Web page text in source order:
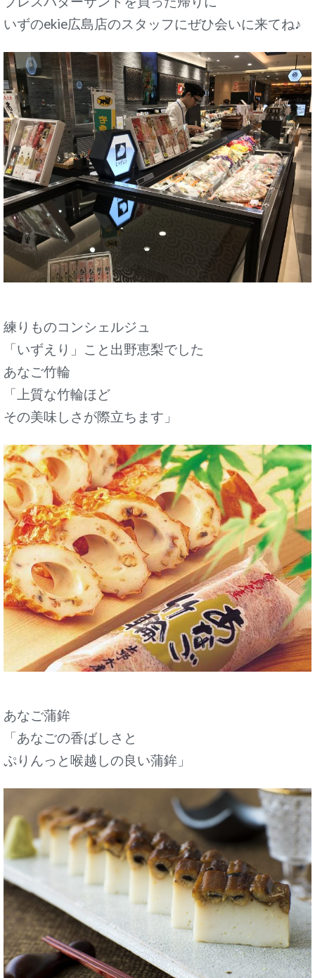
いずのekie広島店のスタッフにぜひ会いに来てね♪
練りものコンシェルジュ
「いずえり」こと出野恵梨でした
あなご竹輪
「上質な竹輪ほど
その美味しさが際立ちます」
あなご蒲鉾
「あなごの香ばしさと
ぷりんっと喉越しの良い蒲鉾」